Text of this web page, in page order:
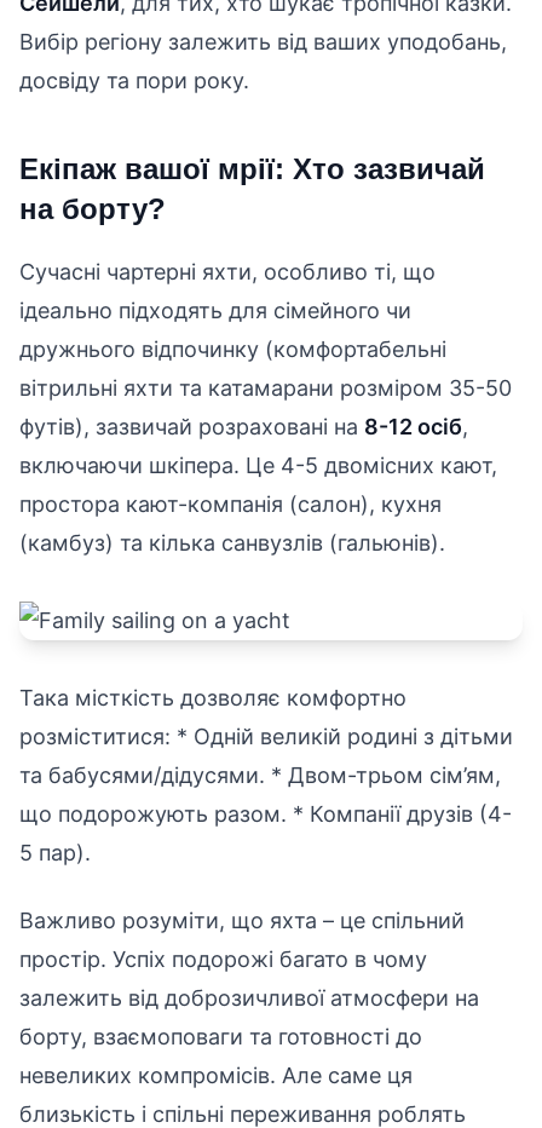
Вибір регіону залежить від ваших уподобань,
досвіду та пори року.
Екіпаж вашої мрії: Хто зазвичай
на борту?
Сучасні чартерні яхти, особливо ті, що
ідеально підходять для сімейного чи
дружнього відпочинку (комфортабельні
вітрильні яхти та катамарани розміром 35-50
футів), зазвичай розраховані на 8-12 осіб,
включаючи шкіпера. Це 4-5 двомісних кают,
простора кают-компанія (салон), кухня
(камбуз) та кілька санвузлів (гальюнів).
Така місткість дозволяє комфортно
розміститися: * Одній великій родині з дітьми
та бабусями/дідусями. * Двом-трьом сім’ям,
що подорожують разом. * Компанії друзів (4-
5 пар).
Важливо розуміти, що яхта – це спільний
простір. Успіх подорожі багато в чому
залежить від доброзичливої атмосфери на
борту, взаємоповаги та готовності до
невеликих компромісів. Але саме ця
близькість і спільні переживання роблять